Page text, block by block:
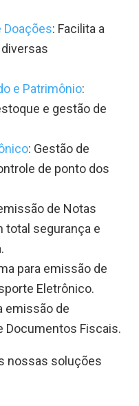
Doações: Facilita a
e Patrimônio:
e gestão de
: Gestão de
de ponto dos
de Notas
total segurança e
para emissão de
Eletrônico.
emissão de
Documentos Fiscais.
nossas soluções